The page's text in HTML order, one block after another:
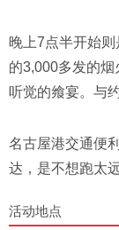
晚上7点半开始
的3,000多发的
听觉的飨宴。与
名古屋港交通便
达，是不想跑太
活动地点